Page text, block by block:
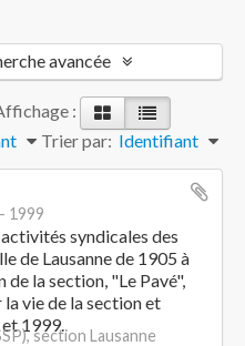
avancée
:
Trier par: Identifiant
1999
syndicales des
de Lausanne de 1905 à
de la section, "Le Pavé",
vie de la section et
1999.
section Lausanne